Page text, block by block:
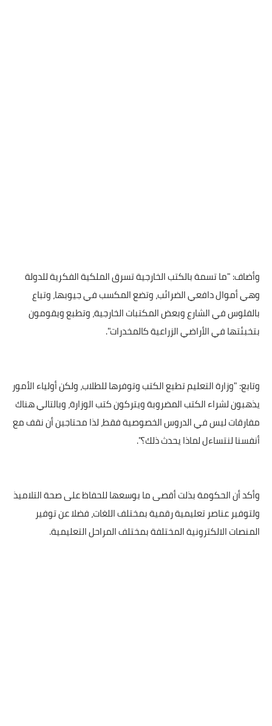
وأضاف: "ما تسمة بالكتب الخارجية تسرق الملكية الفكرية للدولة
وهي أموال دافعي الضرائب، وتضع المكسب في جيوبها، وتباع
بالفلوس في الشارع وبعض المكتبات الخارجية، وتطبع ويقومون
بتخبئتها في الأراضي الزراعية كالمخدرات".
وتابع: "وزارة التعليم تطبع الكتب وتوفرها للطلاب، ولكن أولياء الأمور
يذهبون لشراء الكتب المضروبة ويتركون كتب الوزارة، وبالتالي هناك
مفارقات ليس في الدروس الخصوصية فقط، لذا محتاجين أن نقف مع
أنفسنا لنتساءل لماذا يحدث ذلك؟".
وأكد أن الحكومة بذلت أقصى ما بوسعها للحفاظ على صحة التلاميذ
ولتوفير عناصر تعليمية رقمية بمختلف اللغات، فضلا عن توفير
المنصات الالكترونية المختلفة بمختلف المراحل التعليمية.